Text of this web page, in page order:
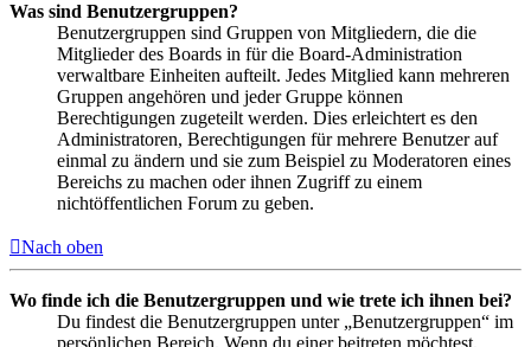
Was sind Benutzergruppen?
Benutzergruppen sind Gruppen von Mitgliedern, die die
Mitglieder des Boards in für die Board-Administration
verwaltbare Einheiten aufteilt. Jedes Mitglied kann mehreren
Gruppen angehören und jeder Gruppe können
Berechtigungen zugeteilt werden. Dies erleichtert es den
Administratoren, Berechtigungen für mehrere Benutzer auf
einmal zu ändern und sie zum Beispiel zu Moderatoren eines
Bereichs zu machen oder ihnen Zugriff zu einem
nichtöffentlichen Forum zu geben.
Nach oben
Wo finde ich die Benutzergruppen und wie trete ich ihnen bei?
Du findest die Benutzergruppen unter „Benutzergruppen“ im